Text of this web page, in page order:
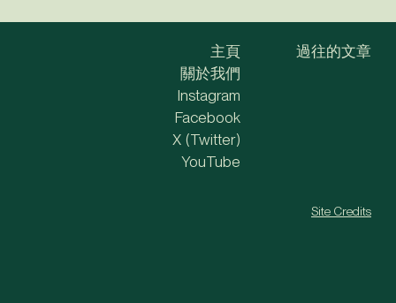
主頁
關於我們
過往的文章
Instagram
Facebook
X (Twitter)
YouTube
Site Credits